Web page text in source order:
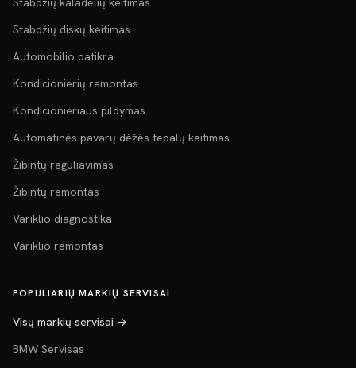
Stabdžių diskų keitimas
Automobilio patikra
Kondicionierių remontas
Kondicionieriaus pildymas
Automatinės pavarų dėžės tepalų keitimas
Žibintų reguliavimas
Žibintų remontas
Variklio diagnostika
Variklio remontas
POPULIARIŲ MARKIŲ SERVISAI
Visų markių servisai →
BMW Servisas